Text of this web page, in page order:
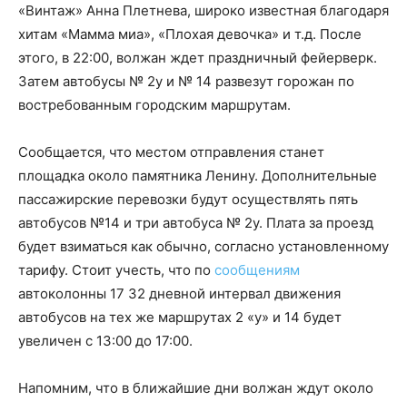
«Винтаж» Анна Плетнева, широко известная благодаря
хитам «Мамма миа», «Плохая девочка» и т.д. После
этого, в 22:00, волжан ждет праздничный фейерверк.
Затем автобусы № 2у и № 14 развезут горожан по
востребованным городским маршрутам.
Сообщается, что местом отправления станет
площадка около памятника Ленину. Дополнительные
пассажирские перевозки будут осуществлять пять
автобусов №14 и три автобуса № 2у. Плата за проезд
будет взиматься как обычно, согласно установленному
тарифу. Стоит учесть, что по сообщениям
автоколонны 17 32 дневной интервал движения
автобусов на тех же маршрутах 2 «у» и 14 будет
увеличен с 13:00 до 17:00.
Напомним, что в ближайшие дни волжан ждут около